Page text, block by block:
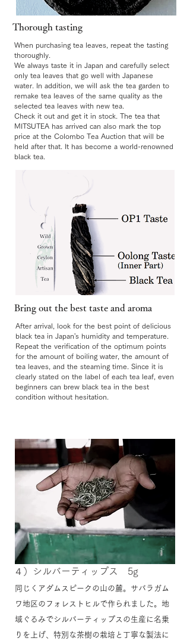
Thorough tasting
​When purchasing tea leaves, repeat the tasting
thoroughly.
We always taste it in Japan and carefully select
only tea leaves that go well with Japanese
water. In addition, we will ask the tea garden to
remake tea leaves of the same quality as the
selected tea leaves with new tea.
Check it out and get it in stock. The tea that
MITSUTEA has arrived can also mark the top
price at the Colombo Tea Auction that will be
held after that. It has become a world-renowned
black tea.
Bring out the best taste and aroma​
After arrival, look for the best point of delicious
black tea in Japan's humidity and temperature.
Repeat the verification of the optimum points
for the amount of boiling water, the amount of
tea leaves, and the steaming time. Since it is
clearly stated on the label of each tea leaf, even
beginners can brew black tea in the best
condition without hesitation.
​４）シルバーティップス 5g
同じくアダムスピークの山の麓。サバラガム
ワ地区のフォレストヒルで作られました。地
域ぐるみでシルバーティップスの生産に名乗
りを上げ、特別な茶樹の栽培と丁寧な製法に